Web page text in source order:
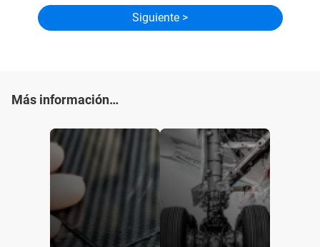
Más información…